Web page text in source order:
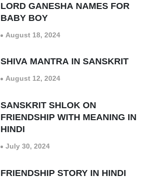
LORD GANESHA NAMES FOR
BABY BOY
August 18, 2024
SHIVA MANTRA IN SANSKRIT
August 12, 2024
SANSKRIT SHLOK ON
FRIENDSHIP WITH MEANING IN
HINDI
July 30, 2024
FRIENDSHIP STORY IN HINDI